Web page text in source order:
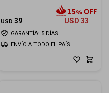
USD 39 USD 33
GARANTÍA: 5 DÍAS
ENVÍO A TODO EL PAÍS